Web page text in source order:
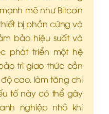
mẽ như Bitcoin
bị phần cứng và
bảo hiệu suất và
phát triển một hệ
trì giao thức cần
cao, làm tăng chi
tố này có thể gây
nghiệp nhỏ khi